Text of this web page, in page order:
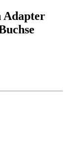
Adapter